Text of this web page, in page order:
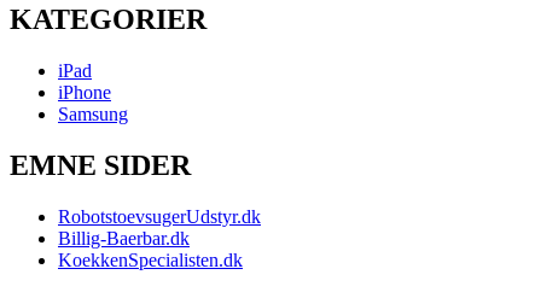
KATEGORIER
iPad
iPhone
Samsung
EMNE SIDER
RobotstoevsugerUdstyr.dk
Billig-Baerbar.dk
KoekkenSpecialisten.dk